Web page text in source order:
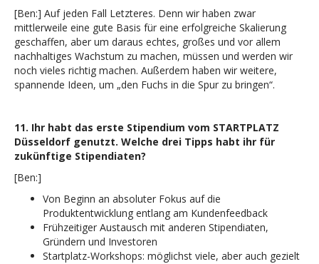
[Ben:] Auf jeden Fall Letzteres. Denn wir haben zwar
mittlerweile eine gute Basis für eine erfolgreiche Skalierung
geschaffen, aber um daraus echtes, großes und vor allem
nachhaltiges Wachstum zu machen, müssen und werden wir
noch vieles richtig machen. Außerdem haben wir weitere,
spannende Ideen, um „den Fuchs in die Spur zu bringen“.
11. Ihr habt das erste Stipendium vom STARTPLATZ
Düsseldorf genutzt. Welche drei Tipps habt ihr für
zukünftige Stipendiaten?
[Ben:]
Von Beginn an absoluter Fokus auf die
Produktentwicklung entlang am Kundenfeedback
Frühzeitiger Austausch mit anderen Stipendiaten,
Gründern und Investoren
Startplatz-Workshops: möglichst viele, aber auch gezielt